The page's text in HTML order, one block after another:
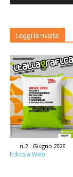
Leggi la rivista
n.2 - Giugno 2026
Edicola Web